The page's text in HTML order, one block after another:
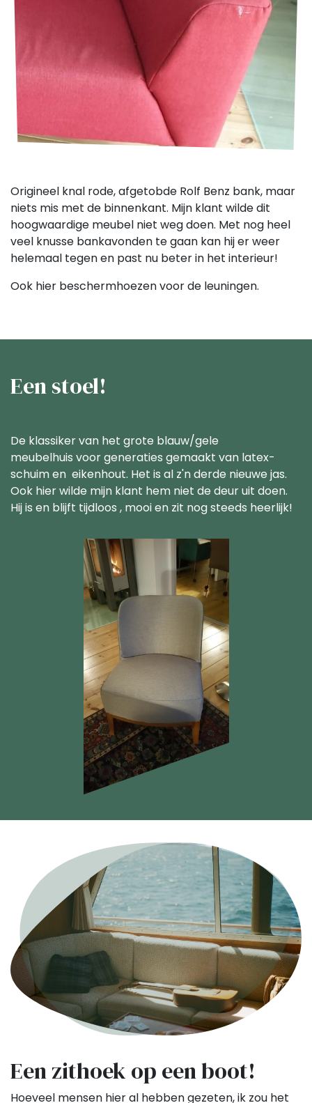
Origineel knal rode, afgetobde Rolf Benz bank, maar
niets mis met de binnenkant. Mijn klant wilde dit
hoogwaardige meubel niet weg doen. Met nog heel
veel knusse bankavonden te gaan kan hij er weer
helemaal tegen en past nu beter in het interieur!
Ook hier beschermhoezen voor de leuningen.
Een stoel!
De klassiker van het grote blauw/gele
meubelhuis voor generaties gemaakt van latex-
schuim en eikenhout. Het is al z'n derde nieuwe jas.
Ook hier wilde mijn klant hem niet de deur uit doen.
Hij is en blijft tijdloos , mooi en zit nog steeds heerlijk!
Een zithoek op een boot!
Hoeveel mensen hier al hebben gezeten, ik zou het